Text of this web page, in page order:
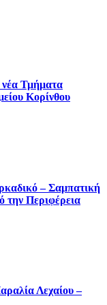
Τμήματα
Κορίνθου
– Σαμπατική
την Περιφέρεια
Λεχαίου –